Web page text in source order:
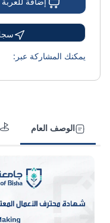
الوصف العام
يمكنك المشاركة عبر: